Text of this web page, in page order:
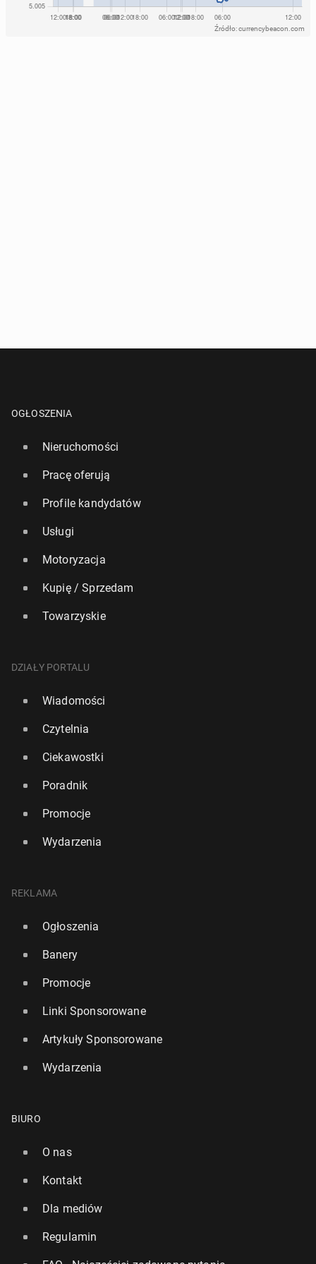
Źródło: currencybeacon.com
OGŁOSZENIA
Nieruchomości
Pracę oferują
Profile kandydatów
Usługi
Motoryzacja
Kupię / Sprzedam
Towarzyskie
DZIAŁY PORTALU
Wiadomości
Czytelnia
Ciekawostki
Poradnik
Promocje
Wydarzenia
REKLAMA
Ogłoszenia
Banery
Promocje
Linki Sponsorowane
Artykuły Sponsorowane
Wydarzenia
BIURO
O nas
Kontakt
Dla mediów
Regulamin